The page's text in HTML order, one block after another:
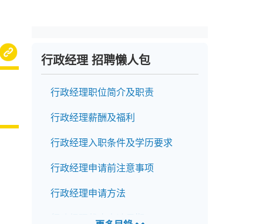
行政经理 招聘懒人包
行政经理职位简介及职责
行政经理薪酬及福利
行政经理入职条件及学历要求
行政经理申请前注意事项
行政经理申请方法
行政经理截止申请日期